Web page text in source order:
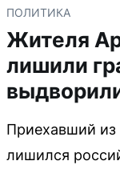
ПОЛИТИКА
Жителя
лишили
Приехавший
лишился